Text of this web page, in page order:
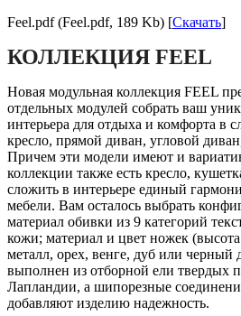
Feel.pdf (Feel.pdf, 189 Kb) [Скачать]
КОЛЛЕКЦИЯ FEEL
Новая модульная коллекция FEEL
отдельных модулей собрать ваш
интерьера для отдыха и комфорта в
кресло, прямой диван, угловой
Причем эти модели имеют и
коллекции также есть кресло,
сложить в интерьере единый
мебели. Вам осталось выбрать
материал обивки из 9 категорий
кожи; материал и цвет ножек
металл, орех, венге, дуб или черный
выполнен из отборной ели твердых
Лапландии, а шипорезные
добавляют изделию надежность.